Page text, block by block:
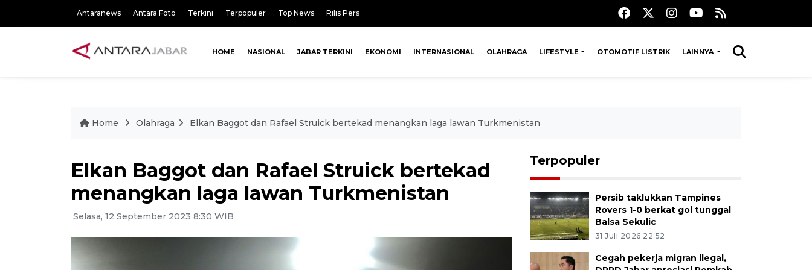
Antaranews Antara Foto Terkini Terpopuler Top News Rilis Pers
HOME NASIONAL JABAR TERKINI EKONOMI INTERNASIONAL OLAHRAGA LIFESTYLE OTOMOTIF LISTRIK LAINNYA
Home Olahraga Elkan Baggot dan Rafael Struick bertekad menangkan laga lawan Turkmenistan
Elkan Baggot dan Rafael Struick bertekad
menangkan laga lawan Turkmenistan
Selasa, 12 September 2023 8:30 WIB
Terpopuler
Persib taklukkan Tampines
Rovers 1-0 berkat gol tunggal
Balsa Sekulic
31 Juli 2026 22:52
Cegah pekerja migran ilegal,